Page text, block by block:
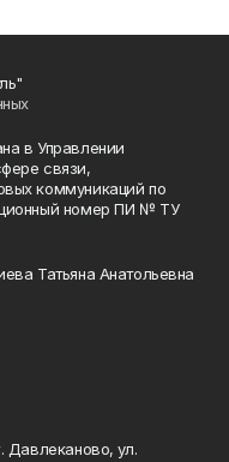
в Управлении
связи,
коммуникаций по
номер ПИ № ТУ
Татьяна Анатольевна
Давлеканово, ул.